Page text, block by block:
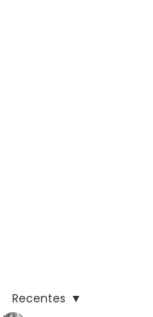
Recentes